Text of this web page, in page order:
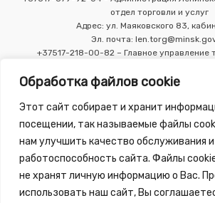
Обработка файлов cookie
Этот сайт собирает и хранит
посещении, так называемые файлы
нам улучшить качество обслуживания
работоспособность сайта. Файлы
не хранят личную информацию о Вас.
использовать наш сайт, Вы
отдел торговли и услуг
Адрес: ул. Маяковского 83,
Эл. почта:
+37517-218-00-82 – Главное управление